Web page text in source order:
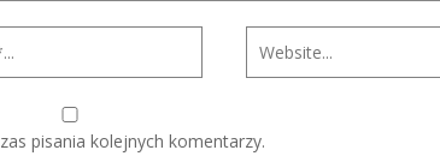
pisania kolejnych komentarzy.